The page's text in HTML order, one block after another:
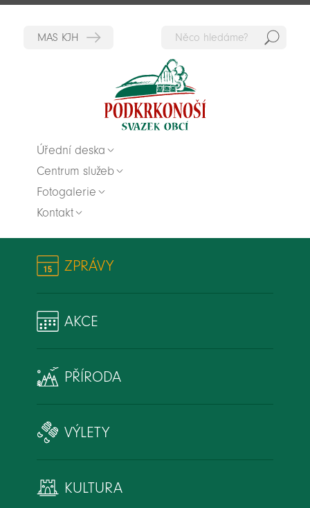
Úřední deska
Centrum služeb
Fotogalerie
Kontakt
ZPRÁVY
AKCE
PŘÍRODA
VÝLETY
KULTURA